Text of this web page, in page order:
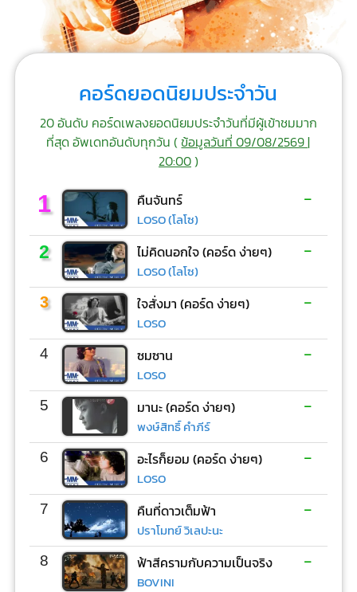
คอร์ดยอดนิยมประจำวัน
20 อันดับ คอร์ดเพลงยอดนิยมประจำวันที่มีผู้เข้าชมมาก
ที่สุด อัพเดทอันดับทุกวัน (ข้อมูลวันที่ 09/08/2569 |
20:00)
1 คืนจันทร์
LOSO (โลโซ)
-
2 ไม่คิดนอกใจ (คอร์ด ง่ายๆ)
LOSO (โลโซ)
-
3 ใจสั่งมา (คอร์ด ง่ายๆ)
LOSO
-
4 ซมซาน
LOSO
-
5 มานะ (คอร์ด ง่ายๆ)
พงษ์สิทธิ์ คำภีร์
-
6 อะไรก็ยอม (คอร์ด ง่ายๆ)
LOSO
-
7 คืนที่ดาวเต็มฟ้า
ปราโมทย์ วิเลปะนะ
-
8 ฟ้าสีครามกับความเป็นจริง
BOVINI
-